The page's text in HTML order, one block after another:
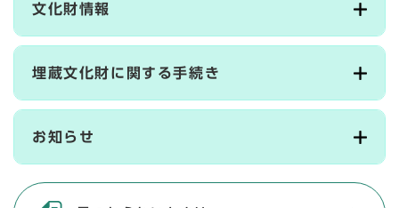
文化財情報
埋蔵文化財に関する手続き
お知らせ